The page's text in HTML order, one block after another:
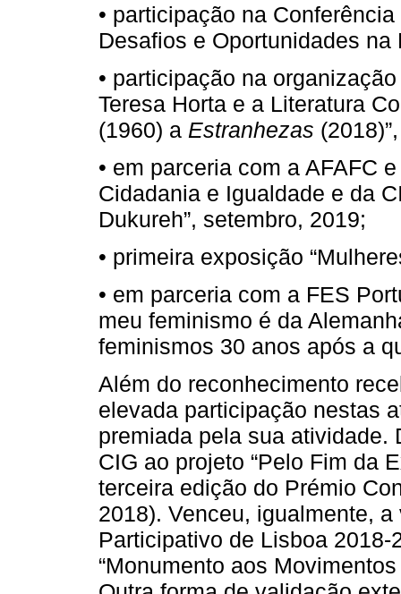
• participação na
Desafios e Oportunidades na
• participação na
Teresa Horta e a Literatura
(1960) a Estranhezas
• em parceria com a AFAFC
Cidadania e Igualdade e da
Dukureh”, setembro, 2019;
• primeira exposição
• em parceria com a FES
meu feminismo é da
feminismos 30 anos após a
Além do reconhecimento
elevada participação nestas
premiada pela sua atividade.
CIG ao projeto “Pelo Fim da
terceira edição do Prémio
2018). Venceu, igualmente,
Participativo de Lisboa
“Monumento aos